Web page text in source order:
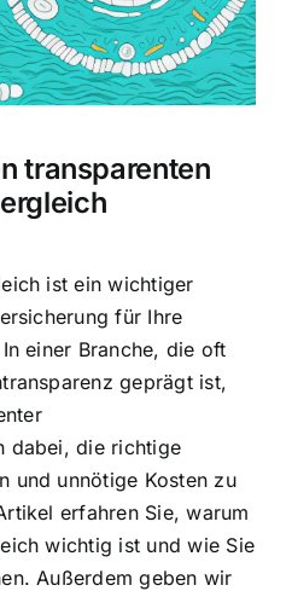
transparenten
ist ein wichtiger
für Ihre
einer Branche, die oft
geprägt ist,
dabei, die richtige
und unnötige Kosten zu
erfahren Sie, warum
wichtig ist und wie Sie
Außerdem geben wir